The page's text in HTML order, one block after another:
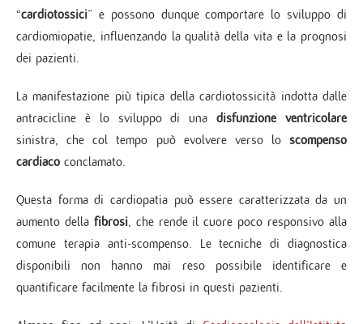
“cardiotossici” e possono dunque comportare lo sviluppo di
cardiomiopatie, influenzando la qualità della vita e la prognosi
dei pazienti.
La manifestazione più tipica della cardiotossicità indotta dalle
antracicline è lo sviluppo di una disfunzione ventricolare
sinistra, che col tempo può evolvere verso lo scompenso
cardiaco conclamato.
Questa forma di cardiopatia può essere caratterizzata da un
aumento della fibrosi, che rende il cuore poco responsivo alla
comune terapia anti-scompenso. Le tecniche di diagnostica
disponibili non hanno mai reso possibile identificare e
quantificare facilmente la fibrosi in questi pazienti.